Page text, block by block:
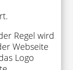
Regel wird
Webseite
Logo